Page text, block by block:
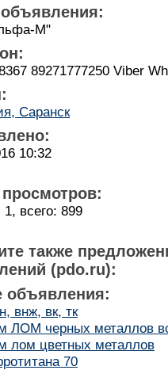
М"
89271777250 Viber
Саранск
10:32
1, всего: 899
также
(pdo.ru):
объявления:
внж, вк, тк
ЛОМ черных металлов
лом цветных металлов
70